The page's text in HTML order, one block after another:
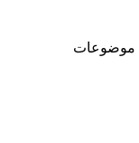
موضوعات